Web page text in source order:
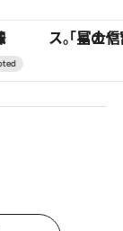
る。 ヴァシュロン・コンスタンタ